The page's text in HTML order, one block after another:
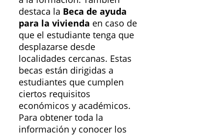
destaca la Beca de ayuda
para la vivienda en caso de
que el estudiante tenga que
desplazarse desde
localidades cercanas. Estas
becas están dirigidas a
estudiantes que cumplen
ciertos requisitos
económicos y académicos.
Para obtener toda la
información y conocer los